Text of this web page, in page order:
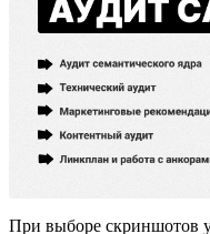
При выборе скриншотов